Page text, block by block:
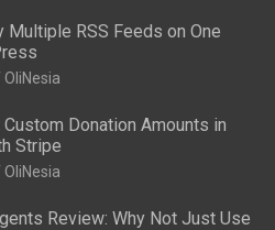
Multiple RSS Feeds on One
OliNesia
Donation Amounts in
Stripe
OliNesia
Review: Why Not Just Use